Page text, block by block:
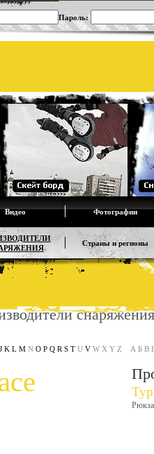
Пароль:
Видео Фотографии
Страны и регионы
снаряжения
J K L MN O P Q R S TU VW X Y Z А Б В